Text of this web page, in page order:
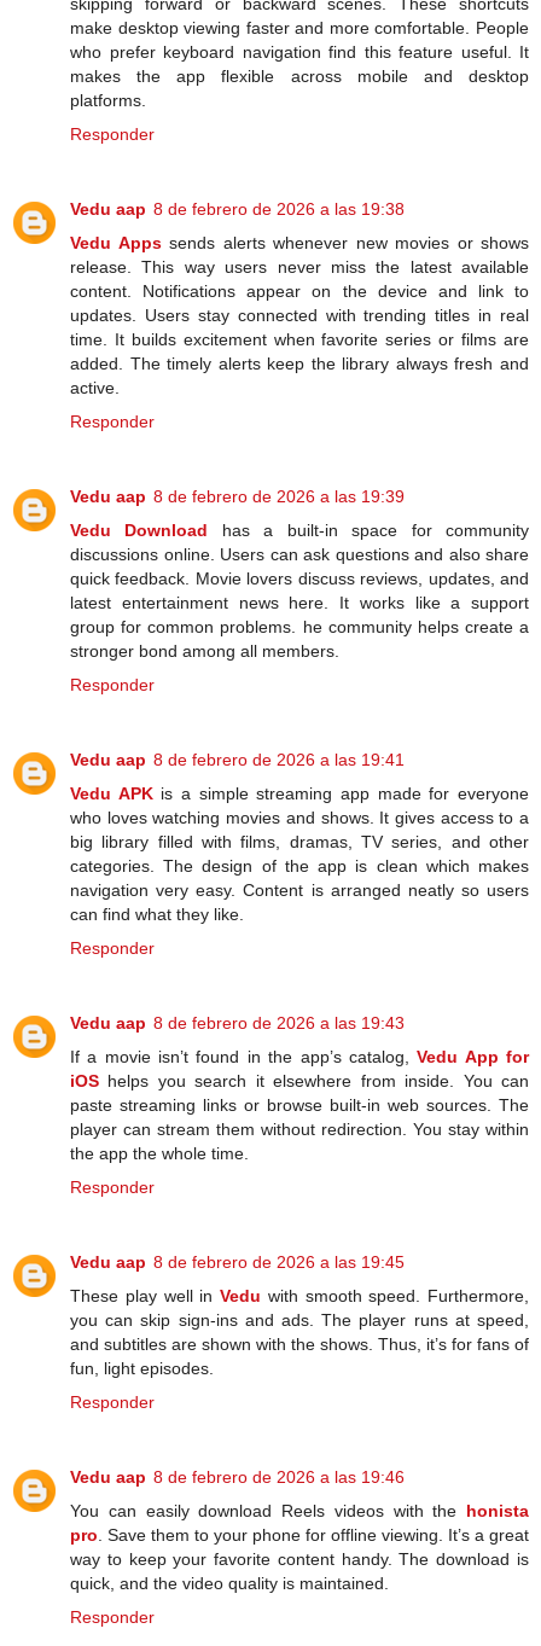
skipping forward or backward scenes. These shortcuts
make desktop viewing faster and more comfortable. People
who prefer keyboard navigation find this feature useful. It
makes the app flexible across mobile and desktop
platforms.
Responder
Vedu aap 8 de febrero de 2026 a las 19:38
Vedu Apps sends alerts whenever new movies or shows
release. This way users never miss the latest available
content. Notifications appear on the device and link to
updates. Users stay connected with trending titles in real
time. It builds excitement when favorite series or films are
added. The timely alerts keep the library always fresh and
active.
Responder
Vedu aap 8 de febrero de 2026 a las 19:39
Vedu Download has a built-in space for community
discussions online. Users can ask questions and also share
quick feedback. Movie lovers discuss reviews, updates, and
latest entertainment news here. It works like a support
group for common problems. he community helps create a
stronger bond among all members.
Responder
Vedu aap 8 de febrero de 2026 a las 19:41
Vedu APKis a simple streaming app made for everyone
who loves watching movies and shows. It gives access to a
big library filled with films, dramas, TV series, and other
categories. The design of the app is clean which makes
navigation very easy. Content is arranged neatly so users
can find what they like.
Responder
Vedu aap 8 de febrero de 2026 a las 19:43
If a movie isn’t found in the app’s catalog,Vedu App for
iOS helps you search it elsewhere from inside. You can
paste streaming links or browse built-in web sources. The
player can stream them without redirection. You stay within
the app the whole time.
Responder
Vedu aap 8 de febrero de 2026 a las 19:45
These play well in Vedu with smooth speed. Furthermore,
you can skip sign-ins and ads. The player runs at speed,
and subtitles are shown with the shows. Thus, it’s for fans of
fun, light episodes.
Responder
Vedu aap 8 de febrero de 2026 a las 19:46
You can easily download Reels videos with the honista
pro . Save them to your phone for offline viewing. It’s a great
way to keep your favorite content handy. The download is
quick, and the video quality is maintained.
Responder